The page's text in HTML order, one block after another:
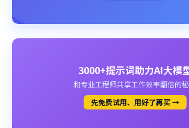
3000+提示词助力AI大模
和专业工程师共享工作效率翻倍的
先免费试用、用好了再买 →